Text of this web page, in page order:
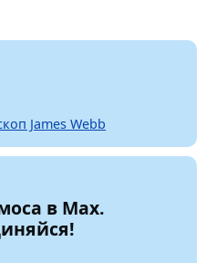
James Webb
в Max.